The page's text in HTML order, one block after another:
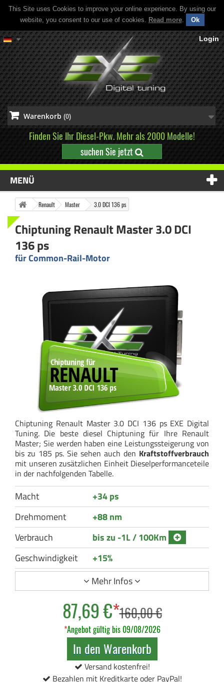
This Site uses Cookies to improve your online experience. By using our
website, you consent to our use of cookies. Read more. Ok
Login
Warenkorb (0)
Finden Sie Ihr Diesel-Pkw. Mehr als 2000 Modelle!
suchen Sie jetzt
MENÜ
Renault Master 3.0 DCI 136 ps
Chiptuning Renault Master 3.0 DCI
136 ps
für Common-Rail-Motor
Chiptuning Renault Master 3.0 DCI 136 ps EXE Digital
Tuning. Die beste diesel Chiptuning für Ihre Renault
Master; Sie werden haben eine Leistungssteigerung von
bis zu 185 ps. Sie sehen auch den Kraftstoffverbrauch
mit unseren zusätzlichen Einheit Dieselperformanceteile
in der nachfolgenden Tabelle.
Macht
+34 ps
Drehmoment
+88 nm
Verbrauch
bis zu -1L / 100Km
Geschwindigkeit
+15%
Mehr Infos
87,69 €*160,00 €
*Angebot gültig bis 09/08/2026
In den Warenkorb
Versand kostenfrei!
Bezahlen mit Kreditkarte oder PayPal!